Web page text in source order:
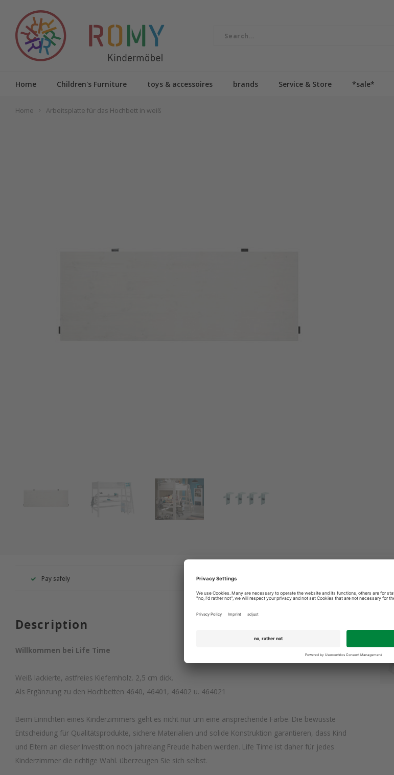
Home Children's Furniture toys & accessoires brands Service & Store *sale*
Home Arbeitsplatte für das Hochbett in weiß
Pay safely +49 2603 9365400
Description
Willkommen bei Life Time
Weiß lackierte, astfreies Kiefernholz. 2,5 cm dick.
Als Ergänzung zu den Hochbetten 4640, 46401, 46402 u. 464021
Beim Einrichten eines Kinderzimmers geht es nicht nur um eine ansprechende Farbe. Die bewusste
Entscheidung für Qualitätsprodukte, sichere Materialien und solide Konstruktion garantieren, dass Kind
und Eltern an dieser Investition noch jahrelang Freude haben werden. Life Time ist daher für jedes
Kinderzimmer die richtige Wahl. überzeugen Sie sich selbst.